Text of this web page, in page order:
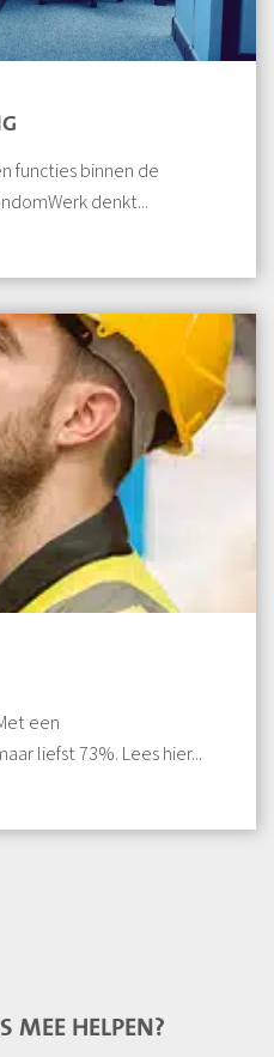
functies binnen de
denkt...
een
liefst 73%. Lees hier...
MEE HELPEN?